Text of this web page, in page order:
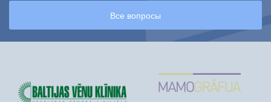
Все вопросы